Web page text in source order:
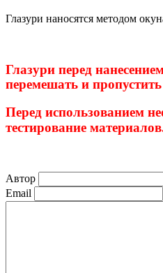
Глазури наносятся методом
Глазури перед
перемешать и пропустить
Перед использованием
тестирование
Автор
Email